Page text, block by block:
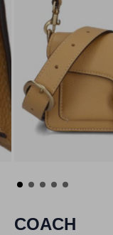
COACH